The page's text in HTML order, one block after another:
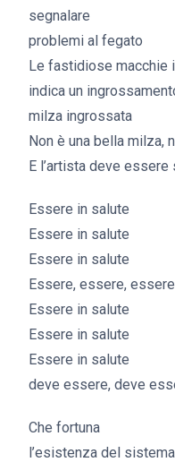
segnalare
problemi al fegato
Le fastidiose macchie
indica un
milza ingrossata
Non è una bella milza,
E l’artista deve essere
Essere in salute
Essere in salute
Essere in salute
Essere, essere, essere
Essere in salute
Essere in salute
Essere in salute
deve essere, deve
Che fortuna
l’esistenza del